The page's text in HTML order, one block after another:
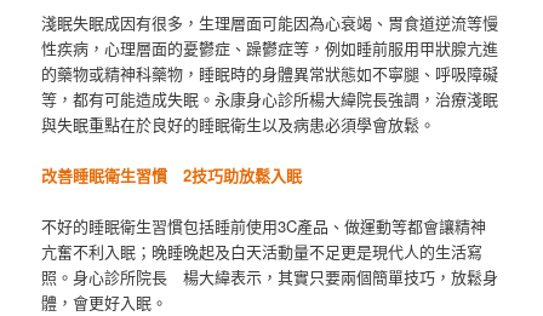
淺眠失眠成因有很多，生理層面可能因為心衰竭、胃食道逆流等慢
性疾病，心理層面的憂鬱症、躁鬱症等，例如睡前服用甲狀腺亢進
的藥物或精神科藥物，睡眠時的身體異常狀態如不寧腿、呼吸障礙
等，都有可能造成失眠。永康身心診所楊大緯院長強調，治療淺眠
與失眠重點在於良好的睡眠衛生以及病患必須學會放鬆。
改善睡眠衛生習慣2技巧助放鬆入眠
不好的睡眠衛生習慣包括睡前使用3C產品、做運動等都會讓精神
亢奮不利入眠；晚睡晚起及白天活動量不足更是現代人的生活寫
照。身心診所院長 楊大緯表示，其實只要兩個簡單技巧，放鬆身
體，會更好入眠。